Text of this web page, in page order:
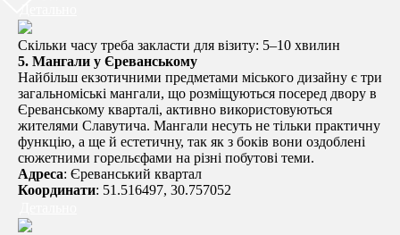
Скільки часу треба закласти для візиту: 5–10 хвилин
5. Мангали у Єреванському
Найбільш екзотичними предметами міського дизайну є три
загальноміські мангали, що розміщуються посеред двору в
Єреванському кварталі, активно використовуються
жителями Славутича. Мангали несуть не тільки практичну
функцію, а ще й естетичну, так як з боків вони оздоблені
сюжетними горельєфами на різні побутові теми.
Адреса: Єреванський квартал
Координати: 51.516497, 30.757052